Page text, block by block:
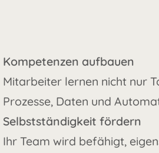
Kompetenzen aufbauen
Mitarbeiter lernen nicht nur
Prozesse, Daten und
Selbstständigkeit fördern
Ihr Team wird befähigt,